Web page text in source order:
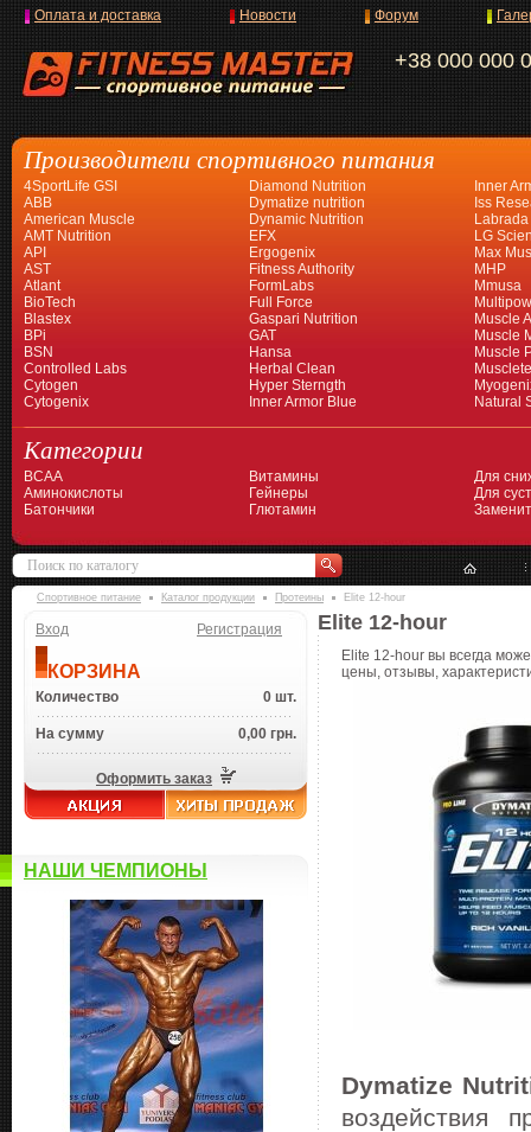
+38 000 000
Оплата и доставка Новости Форум
Производители спортивного питания
4SportLife GSI
ABB
American Muscle
AMT Nutrition
API
AST
Atlant
BioTech
Blastex
BPi
BSN
Controlled Labs
Cytogen
Cytogenix
Diamond Nutrition
Dymatize nutrition
Dynamic Nutrition
EFX
Ergogenix
Fitness Authority
FormLabs
Full Force
Gaspari Nutrition
GAT
Hansa
Herbal Clean
Hyper Sterngth
Inner Armor Blue
Inner
Iss
Labrada
LG
Max
MHP
Mmusa
Muscle
Muscle
Muscle
Natural
Категории
BCAA
Аминокислоты
Батончики
Витамины
Гейнеры
Глютамин
Для
Для
Спортивное питание Каталог продукции Протеины Elite 12-hour
Вход Регистрация
КОРЗИНА
Количество 0 шт.
На сумму 0,00 грн.
Оформить заказ
НАШИ ЧЕМПИОНЫ
Elite 12-hour
Elite 12-hour вы всегда
цены, отзывы,
Dymatize